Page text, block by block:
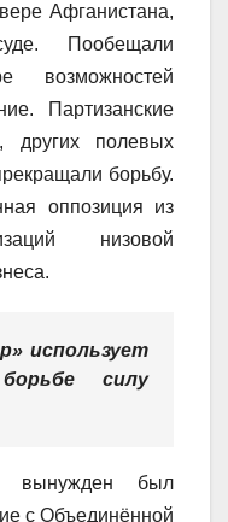
Афганистана,
Пообещали
Партизанские
других полевых
борьбу.
оппозиция из
низовой
использует
силу
вынужден был
с Объединённой